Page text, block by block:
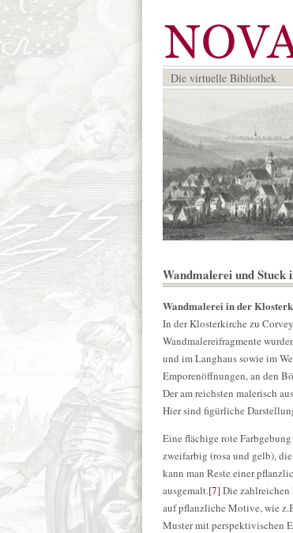
Die virtuelle Bibliothek
Wandmalerei und Stuck
Wandmalerei in der
In der Klosterkirche zu
Wandmalereifragmente
und im Langhaus sowie im
Emporenöffnungen, an den
Der am reichsten malerisch
Hier sind figürliche
Eine flächige rote
zweifarbig (rosa und gelb),
kann man Reste einer
ausgemalt.[7]Die zahlreichen
auf pflanzliche Motive, wie
Muster mit perspektivischen